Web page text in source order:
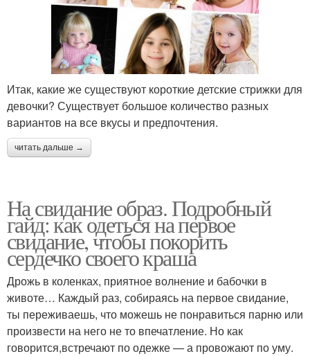
Итак, какие же существуют короткие детские стрижки для
девочки? Существует большое количество разных
вариантов на все вкусы и предпочтения.
читать дальше →
На свидание образ. Подробный
гайд: как одеться на первое
свидание, чтобы покорить
сердечко своего краша
Дрожь в коленках, приятное волнение и бабочки в
животе… Каждый раз, собираясь на первое свидание,
ты переживаешь, что можешь не понравиться парню или
произвести на него не то впечатление. Но как
говорится,встречают по одежке — а провожают по уму.